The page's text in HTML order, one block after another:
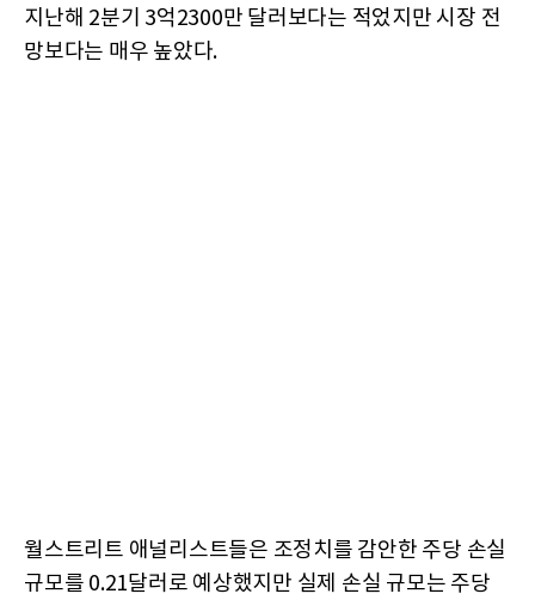
지난해 2분기 3억2300만 달러보다는 적었지만 시장 전
망보다는 매우 높았다.
월스트리트 애널리스트들은 조정치를 감안한 주당 손실
규모를 0.21달러로 예상했지만 실제 손실 규모는 주당